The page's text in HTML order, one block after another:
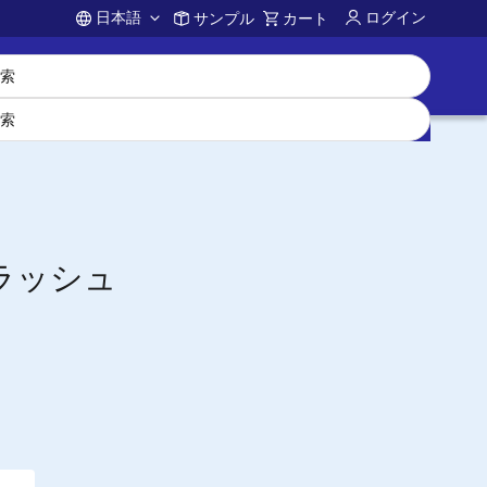
Account
日本語 サンプル カート ログイン
ッシュ